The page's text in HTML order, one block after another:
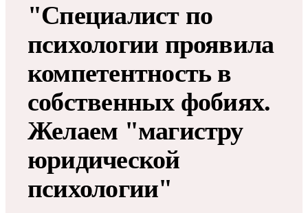
"Специалист по
психологии проявила
компетентность в
собственных фобиях.
Желаем "магистру
юридической
психологии"